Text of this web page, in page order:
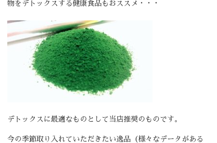
物をデトックスする健康食品もおススメ・・・
デトックスに最適なものとして当店推奨のものです。
今の季節取り入れていただきたい逸品（様々なデータがある